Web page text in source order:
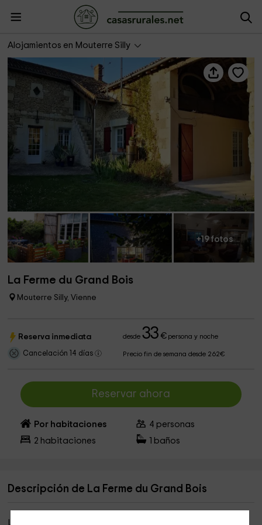
Alojamientos en Mouterre Silly
La Ferme du Grand Bois
+19 fotos
La Ferme du Grand Bois
Mouterre Silly, Vienne
Reserva inmediata desde33 €persona y noche
Cancelación 14 días Precio fin de semana desde 262€
Reservar ahora
Por habitaciones 4 personas
2 habitaciones baños
Descripción de La Ferme du Grand Bois
La comuna de